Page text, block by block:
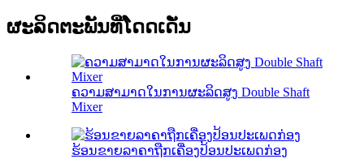
ຜະລິດຕະພັນທີ່ໂດດເດັ່ນ
ຄວາມສາມາດໃນການຜະລິດສູງ Double Shaft
Mixer
ຮ້ອນຂາຍລາຄາຖືກເຄື່ອງປ້ອນປະເພດກ່ອງ